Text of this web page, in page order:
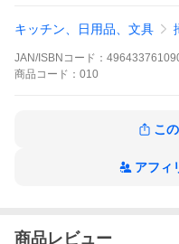
キッチン、日用品、文具
JAN/ISBNコード：
商品 コード： 010
こ
アフィ
商品レビュー